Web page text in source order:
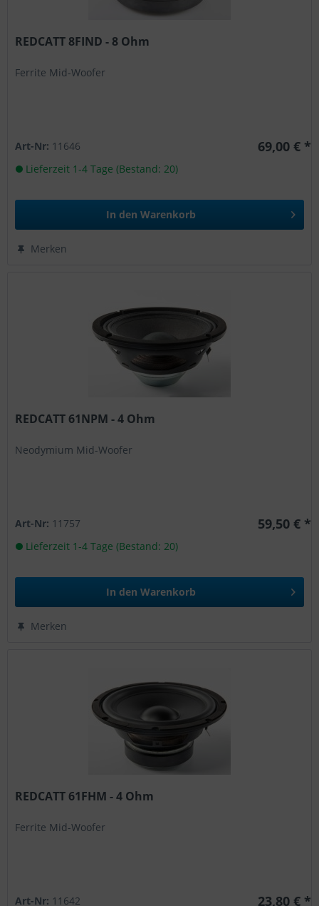
REDCATT 8FIND - 8 Ohm
Ferrite Mid-Woofer
Art-Nr: 11646 69,00 € *
Lieferzeit 1-4 Tage (Bestand: 20)
In den Warenkorb
Merken
REDCATT 61NPM - 4 Ohm
Neodymium Mid-Woofer
Art-Nr: 11757 59,50 € *
Lieferzeit 1-4 Tage (Bestand: 20)
In den Warenkorb
Merken
REDCATT 61FHM - 4 Ohm
Ferrite Mid-Woofer
Art-Nr: 11642 23,80 € *